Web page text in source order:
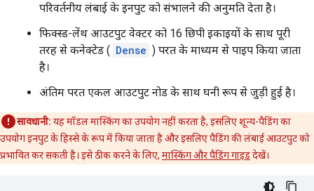
परिवर्तनीय लंबाई के इनपुट को संभालने की अनुमति देता है।
फिक्स्ड-लेंथ आउटपुट वेक्टर को 16 छिपी इकाइयों के साथ पूरी
तरह से कनेक्टेड ( Dense ) परत के माध्यम से पाइप किया जाता
है।
अंतिम परत एकल आउटपुट नोड के साथ घनी रूप से जुड़ी हुई है।
सावधानी: यह मॉडल मास्किंग का उपयोग नहीं करता है, इसलिए शून्य-पैडिंग का
उपयोग इनपुट के हिस्से के रूप में किया जाता है और इसलिए पैडिंग की लंबाई आउटपुट को
प्रभावित कर सकती है। इसे ठीक करने के लिए, मास्किंग और पैडिंग गाइडदेखें।